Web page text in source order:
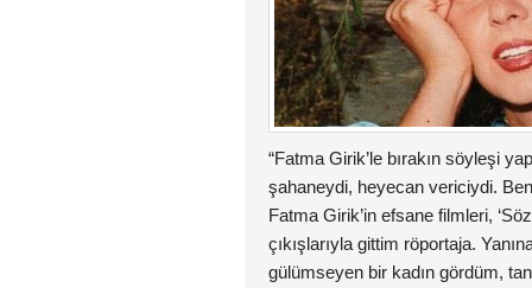
“Fatma Girik’le bırakın söyleşi
şahaneydi, heyecan vericiydi.
Fatma Girik’in efsane filmleri,
çıkışlarıyla gittim röportaja.
gülümseyen bir kadın gördüm,